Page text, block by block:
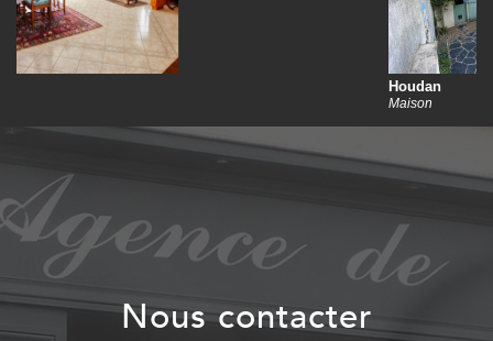
nous contacter